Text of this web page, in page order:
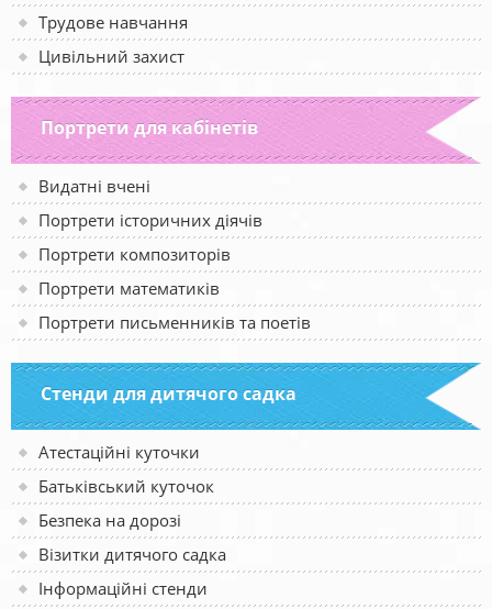
Трудове навчання
Цивільний захист
Портрети для кабінетів
Видатні вчені
Портрети історичних діячів
Портрети композиторів
Портрети математиків
Портрети письменників та поетів
Стенди для дитячого садка
Атестаційні куточки
Батьківський куточок
Безпека на дорозі
Візитки дитячого садка
Інформаційні стенди